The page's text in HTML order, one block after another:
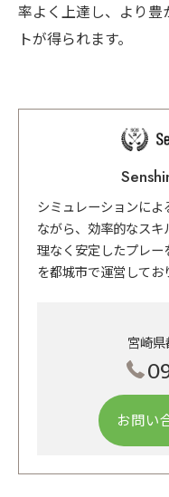
率よく上達し、より
トが得られます。
シミュレーションに
ながら、効率的なス
理なく安定したプレ
を都城市で運営してお
宮崎
お問い